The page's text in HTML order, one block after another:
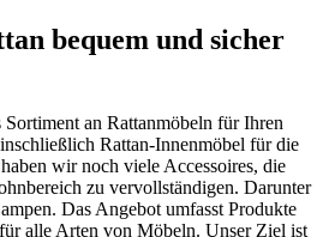
bequem und sicher
Sortiment an Rattanmöbeln für Ihren
Rattan-Innenmöbel für die
wir noch viele Accessoires, die
zu vervollständigen. Darunter
Das Angebot umfasst Produkte
alle Arten von Möbeln. Unser Ziel ist